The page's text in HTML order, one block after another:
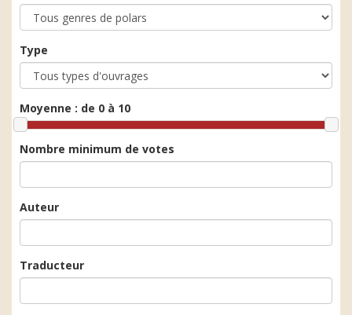
Type
Moyenne : de 0 à 10
Nombre minimum de votes
Auteur
Traducteur